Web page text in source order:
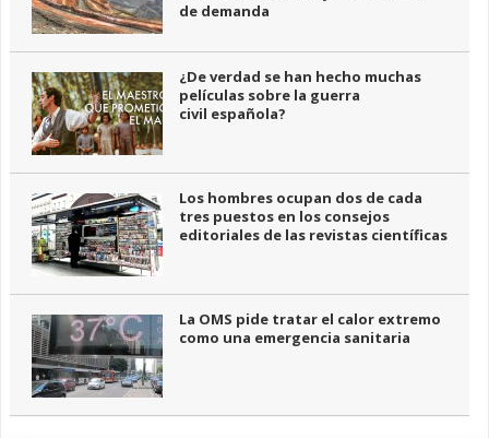
de demanda
¿De verdad se han hecho muchas
películas sobre la guerra
civil española?
Los hombres ocupan dos de cada
tres puestos en los consejos
editoriales de las revistas científicas
La OMS pide tratar el calor extremo
como una emergencia sanitaria